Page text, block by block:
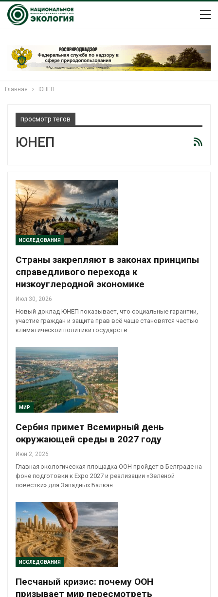
Главная ЮНЕП
просмотр тегов
ЮНЕП
ИССЛЕДОВАНИЯ
Страны закрепляют в законах принципы
справедливого перехода к
низкоуглеродной экономике
Июл 30, 2026
Новый доклад ЮНЕП показывает, что социальные гарантии,
участие граждан и защита прав всё чаще становятся частью
климатической политики государств
МИР
Сербия примет Всемирный день
окружающей среды в 2027 году
Июн 2, 2026
Главная экологическая площадка ООН пройдет в Белграде на
фоне подготовки к Expo 2027 и реализации «Зеленой
повестки» для Западных Балкан
ИССЛЕДОВАНИЯ
Песчаный кризис: почему ООН
призывает мир пересмотреть